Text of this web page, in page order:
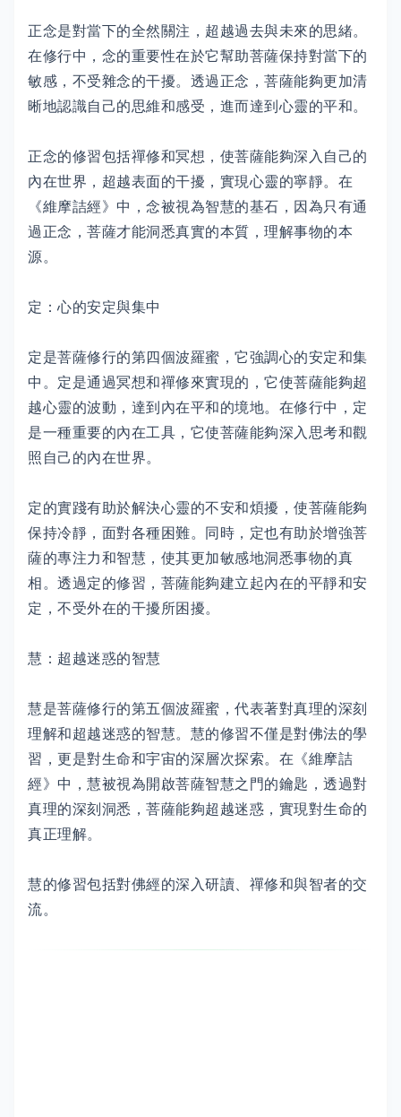
正念是對當下的全然關注，超越過去與未來的思緒。
在修行中，念的重要性在於它幫助菩薩保持對當下的
敏感，不受雜念的干擾。透過正念，菩薩能夠更加清
晰地認識自己的思維和感受，進而達到心靈的平和。
正念的修習包括禪修和冥想，使菩薩能夠深入自己的
內在世界，超越表面的干擾，實現心靈的寧靜。在
《維摩詰經》中，念被視為智慧的基石，因為只有通
過正念，菩薩才能洞悉真實的本質，理解事物的本
源。
定：心的安定與集中
定是菩薩修行的第四個波羅蜜，它強調心的安定和集
中。定是通過冥想和禪修來實現的，它使菩薩能夠超
越心靈的波動，達到內在平和的境地。在修行中，定
是一種重要的內在工具，它使菩薩能夠深入思考和觀
照自己的內在世界。
定的實踐有助於解決心靈的不安和煩擾，使菩薩能夠
保持冷靜，面對各種困難。同時，定也有助於增強菩
薩的專注力和智慧，使其更加敏感地洞悉事物的真
相。透過定的修習，菩薩能夠建立起內在的平靜和安
定，不受外在的干擾所困擾。
慧：超越迷惑的智慧
慧是菩薩修行的第五個波羅蜜，代表著對真理的深刻
理解和超越迷惑的智慧。慧的修習不僅是對佛法的學
習，更是對生命和宇宙的深層次探索。在《維摩詰
經》中，慧被視為開啟菩薩智慧之門的鑰匙，透過對
真理的深刻洞悉，菩薩能夠超越迷惑，實現對生命的
真正理解。
慧的修習包括對佛經的深入研讀、禪修和與智者的交
流。